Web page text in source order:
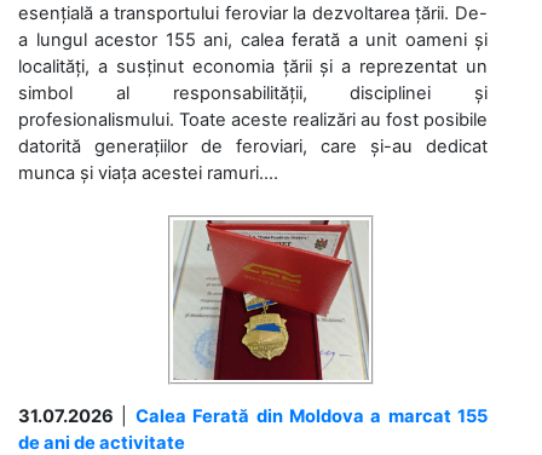
esențială a transportului feroviar la dezvoltarea țării. De-
a lungul acestor 155 ani, calea ferată a unit oameni și
localități, a susținut economia țării și a reprezentat un
simbol al responsabilității, disciplinei și
profesionalismului. Toate aceste realizări au fost posibile
datorită generațiilor de feroviari, care și-au dedicat
munca și viața acestei ramuri....
31.07.2026
Calea Ferată din Moldova a marcat 155
de ani de activitate